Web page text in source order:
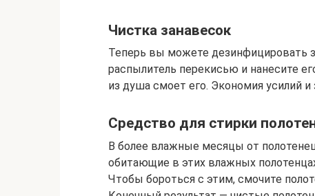
Чистка занавесок
Теперь вы можете дезинфицировать
распылитель перекисью и нанесите
из душа смоет его. Экономия усилий
Средство для стирки
В более влажные месяцы от
обитающие в этих влажных
Чтобы бороться с этим, смочите